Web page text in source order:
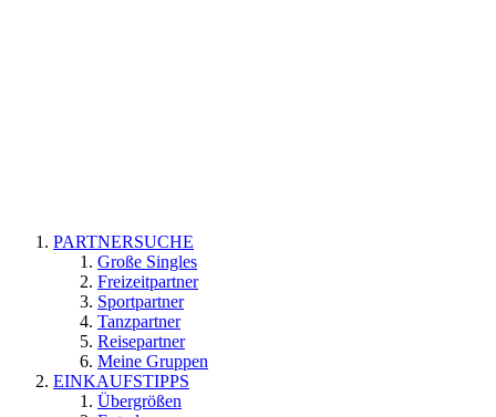
PARTNERSUCHE
Große Singles
Freizeitpartner
Sportpartner
Tanzpartner
Reisepartner
Meine Gruppen
EINKAUFSTIPPS
Übergrößen